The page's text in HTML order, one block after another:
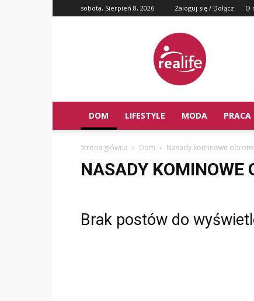
sobota, Sierpień 8, 2026 Zaloguj się / Dołącz O
DOM LIFESTYLE MODA PRACA
Strona główna Dom Nasady kominowe
NASADY KOMINOWE
Brak postów do